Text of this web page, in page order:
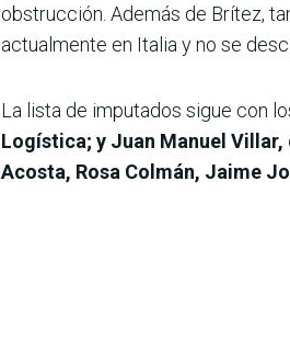
obstrucción. Además de Brítez,
actualmente en Italia y no se
La lista de imputados sigue con
Logística; y Juan Manuel
Acosta, Rosa Colmán, Jaime